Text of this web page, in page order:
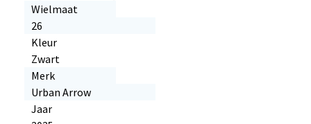
Wielmaat
26
Kleur
Zwart
Merk
Urban Arrow
Jaar